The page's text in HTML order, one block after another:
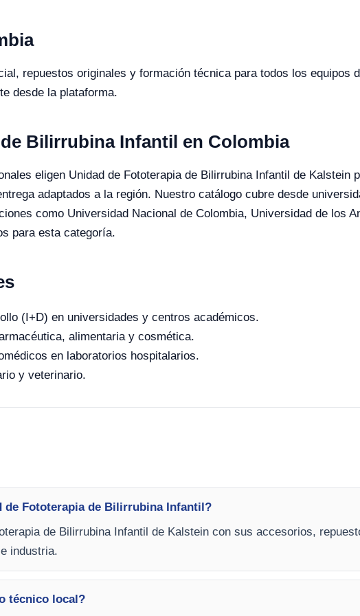
repuestos originales y formación técnica para todos los equipos
desde la plataforma.
Bilirrubina Infantil en Colombia
eligen Unidad de Fototerapia de Bilirrubina Infantil de Kalstein
adaptados a la región. Nuestro catálogo cubre desde
como Universidad Nacional de Colombia, Universidad de los
para esta categoría.
(I+D) en universidades y centros académicos.
alimentaria y cosmética.
en laboratorios hospitalarios.
y veterinario.
de Fototerapia de Bilirrubina Infantil?
de Bilirrubina Infantil de Kalstein con sus accesorios,
industria.
técnico local?